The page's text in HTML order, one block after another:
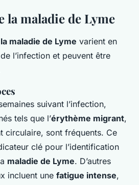
la maladie de Lyme
maladie de Lyme varient en
l’infection et peuvent être
suivant l’infection,
tels que l’érythème migrant,
circulaire, sont fréquents. Ce
clé pour l’identification
maladie de Lyme. D’autres
incluent une fatigue intense,